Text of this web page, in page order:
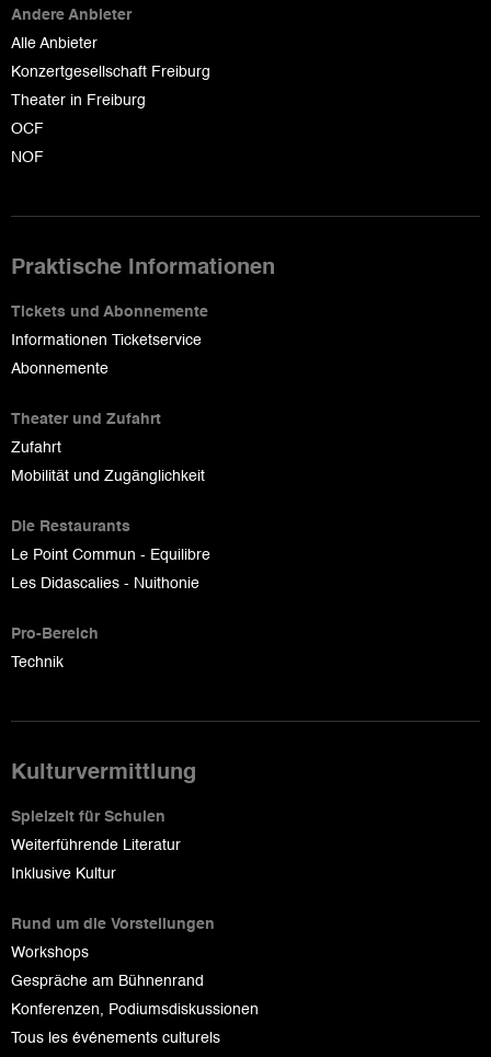
Andere Anbieter
Alle Anbieter
Konzertgesellschaft Freiburg
Theater in Freiburg
OCF
NOF
Praktische Informationen
Tickets und Abonnemente
Informationen Ticketservice
Abonnemente
Theater und Zufahrt
Zufahrt
Mobilität und Zugänglichkeit
Die Restaurants
Le Point Commun - Equilibre
Les Didascalies - Nuithonie
Pro-Bereich
Technik
Kulturvermittlung
Spielzeit für Schulen
Weiterführende Literatur
Inklusive Kultur
Rund um die Vorstellungen
Workshops
Gespräche am Bühnenrand
Konferenzen, Podiumsdiskussionen
Tous les événements culturels